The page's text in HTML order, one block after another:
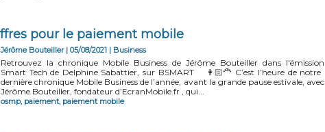
pour le paiement mobile
Jérôme Bouteiller| 05/08/2021 | Business
Retrouvez la chronique Mobile Business de Jérôme Bouteiller dans l'émission
Smart Tech de Delphine Sabattier, sur BSMART 👩🏻‍🦰 C’est l’heure de notre
dernière chronique Mobile Business de l’année, avant la grande pause estivale, avec
Jérôme Bouteiller, fondateur d’EcranMobile.fr , qui...
osmp, paiement, paiement mobile